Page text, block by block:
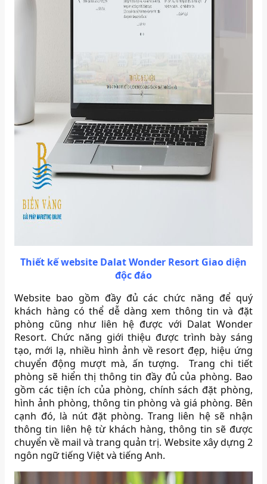
Thiết kế website Dalat Wonder Resort Giao diện
độc đáo
Website bao gồm đầy đủ các chức năng để quý
khách hàng có thể dễ dàng xem thông tin và đặt
phòng cũng như liên hệ được với Dalat Wonder
Resort. Chức năng giới thiệu được trình bày sáng
tạo, mới lạ, nhiều hình ảnh về resort đẹp, hiệu ứng
chuyển động mượt mà, ấn tượng. Trang chi tiết
phòng sẽ hiển thị thông tin đầy đủ của phòng. Bao
gồm các tiện ích của phòng, chính sách đặt phòng,
hình ảnh phòng, thông tin phòng và giá phòng. Bên
cạnh đó, là nút đặt phòng. Trang liên hệ sẽ nhận
thông tin liên hệ từ khách hàng, thông tin sẽ được
chuyển về mail và trang quản trị. Website xây dựng 2
ngôn ngữ tiếng Việt và tiếng Anh.